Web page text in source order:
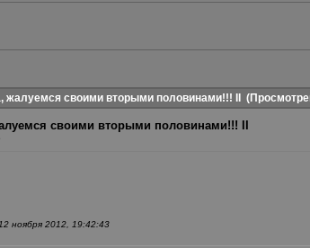
жалуемся своими вторыми половинами!!! II
своими вторыми половинами!!! II
ноября 2012, 19:42:43